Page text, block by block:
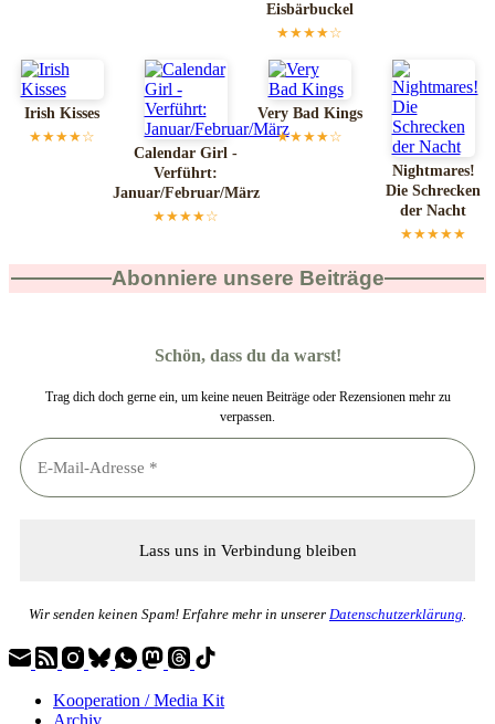
Eisbärbuckel
★★★★☆
Irish Kisses
★★★★☆
Calendar Girl -
Verführt:
Januar/Februar/März
★★★★☆
Very Bad Kings
★★★★☆
Nightmares!
Die Schrecken
der Nacht
★★★★★
Abonniere unsere Beiträge
Schön, dass du da warst!
Trag dich doch gerne ein, um keine neuen Beiträge oder Rezensionen mehr zu
verpassen.
Wir senden keinen Spam! Erfahre mehr in unserer Datenschutzerklärung
Kooperation / Media Kit
Archiv